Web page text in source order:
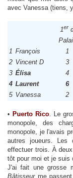
avec Vanessa (tiens,
1er
1 François 1
2 Vincent D 3
3 Élisa 4
4 Laurent 6
5 Vanessa 2
• Puerto Rico. Le
monopole, des
monopole, je l'avais
autres joueurs. Les
effectuer trois. À
tôt pour moi et je suis
J'ai fait une grosse
Bâtisseurme passent